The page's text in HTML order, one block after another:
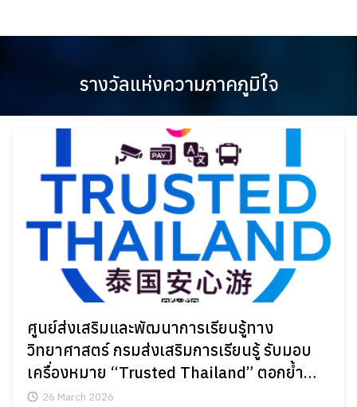
to
รางวัลแห่งความภาคภูมิใจ
ศูนย์ส่งเสริมและพัฒนาการเรียนรู้ทาง
วิทยาศาสตร์ กรมส่งเสริมการเรียนรู้ รับมอบ
เครื่องหมาย “Trusted Thailand” ตอกย้ำ
มาตรฐานความปลอดภัยและความเชื่อมั่นระดับ
26 March 2026